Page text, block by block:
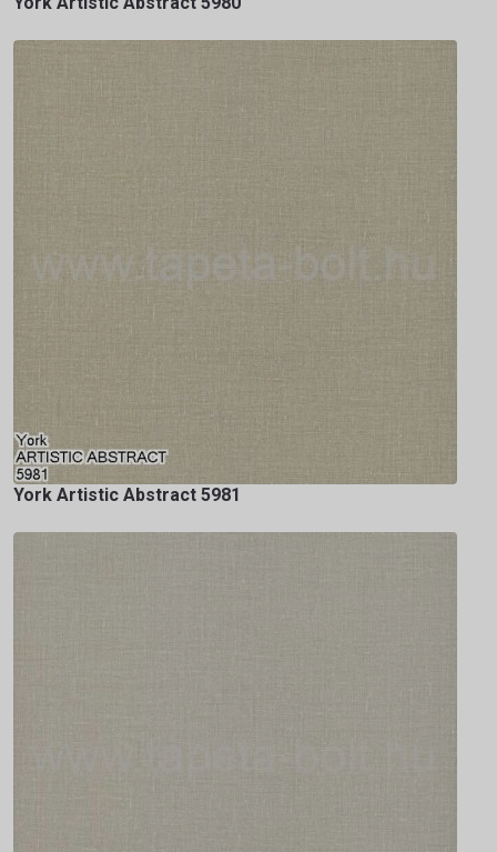
York Artistic Abstract 5981